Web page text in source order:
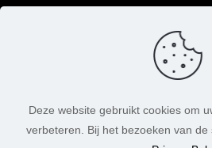
Deze website gebruikt cookies om
verbeteren. Bij het bezoeken van